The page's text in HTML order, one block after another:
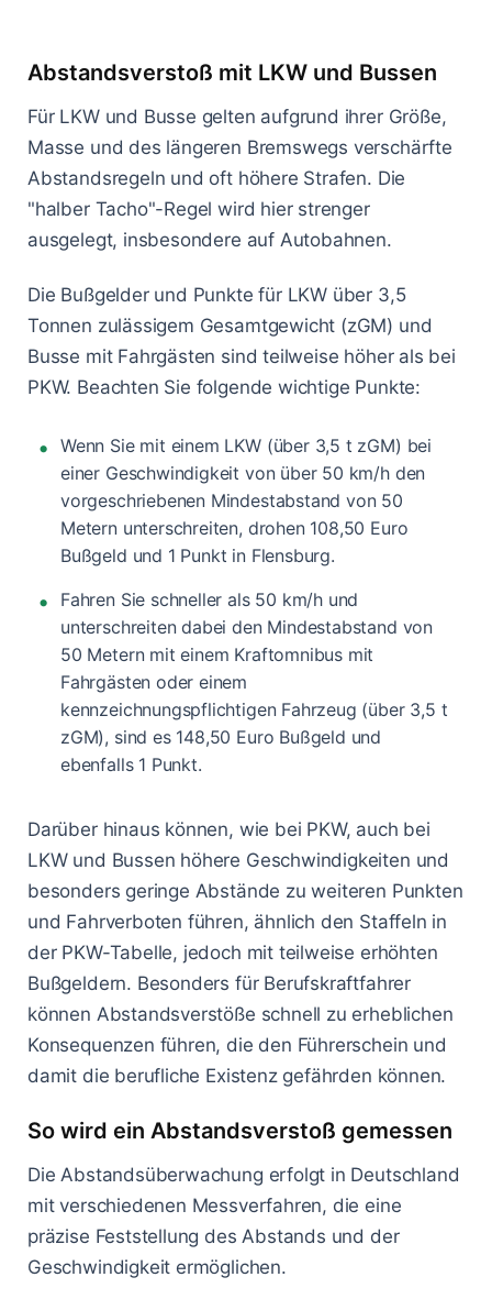
Abstandsverstoß mit LKW und Bussen
Für LKW und Busse gelten aufgrund ihrer Größe,
Masse und des längeren Bremswegs verschärfte
Abstandsregeln und oft höhere Strafen. Die
"halber Tacho"-Regel wird hier strenger
ausgelegt, insbesondere auf Autobahnen.
Die Bußgelder und Punkte für LKW über 3,5
Tonnen zulässigem Gesamtgewicht (zGM) und
Busse mit Fahrgästen sind teilweise höher als bei
PKW. Beachten Sie folgende wichtige Punkte:
Wenn Sie mit einem LKW (über 3,5 t zGM) bei
einer Geschwindigkeit von über 50 km/h den
vorgeschriebenen Mindestabstand von 50
Metern unterschreiten, drohen 108,50 Euro
Bußgeld und 1 Punkt in Flensburg.
Fahren Sie schneller als 50 km/h und
unterschreiten dabei den Mindestabstand von
50 Metern mit einem Kraftomnibus mit
Fahrgästen oder einem
kennzeichnungspflichtigen Fahrzeug (über 3,5 t
zGM), sind es 148,50 Euro Bußgeld und
ebenfalls 1 Punkt.
Darüber hinaus können, wie bei PKW, auch bei
LKW und Bussen höhere Geschwindigkeiten und
besonders geringe Abstände zu weiteren Punkten
und Fahrverboten führen, ähnlich den Staffeln in
der PKW-Tabelle, jedoch mit teilweise erhöhten
Bußgeldern. Besonders für Berufskraftfahrer
können Abstandsverstöße schnell zu erheblichen
Konsequenzen führen, die den Führerschein und
damit die berufliche Existenz gefährden können.
So wird ein Abstandsverstoß gemessen
Die Abstandsüberwachung erfolgt in Deutschland
mit verschiedenen Messverfahren, die eine
präzise Feststellung des Abstands und der
Geschwindigkeit ermöglichen.